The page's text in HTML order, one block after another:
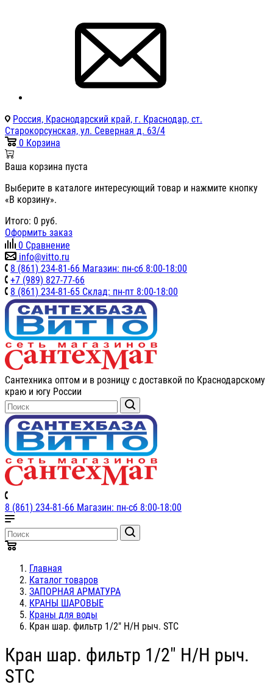
Россия, Краснодарский край, г. Краснодар, ст.
Старокорсунская, ул. Северная д. 63/4
0 Корзина
Ваша корзина пуста
Выберите в каталоге интересующий товар и нажмите кнопку
«В корзину».
Итого: 0 руб.
Оформить заказ
0 Сравнение
info@vitto.ru
8 (861) 234-81-66 Магазин: пн-сб 8:00-18:00
+7 (989) 827-77-66
8 (861) 234-81-65 Склад: пн-пт 8:00-18:00
Сантехника оптом и в розницу с доставкой по Краснодарскому
краю и югу России
8 (861) 234-81-66 Магазин: пн-сб 8:00-18:00
Главная
Каталог товаров
ЗАПОРНАЯ АРМАТУРА
КРАНЫ ШАРОВЫЕ
Краны для воды
Кран шар. фильтр 1/2" Н/Н рыч. STC
Кран шар. фильтр 1/2" Н/Н рыч.
STC